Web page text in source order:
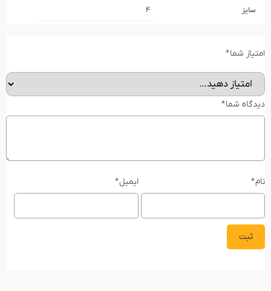
سایز 4
امتیاز شما*
دیدگاه شما*
نام* ایمیل*